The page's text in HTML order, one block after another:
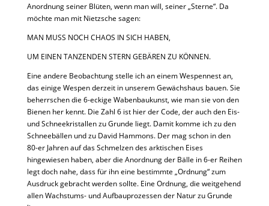
Anordnung seiner Blüten, wenn man will, seiner „Sterne“. Da
möchte man mit Nietzsche sagen:
MAN MUSS NOCH CHAOS IN SICH HABEN,
UM EINEN TANZENDEN STERN GEBÄREN ZU KÖNNEN.
Eine andere Beobachtung stelle ich an einem Wespennest an,
das einige Wespen derzeit in unserem Gewächshaus bauen. Sie
beherrschen die 6-eckige Wabenbaukunst, wie man sie von den
Bienen her kennt. Die Zahl 6 ist hier der Code, der auch den Eis-
und Schneekristallen zu Grunde liegt. Damit komme ich zu den
Schneebällen und zu David Hammons. Der mag schon in den
80-er Jahren auf das Schmelzen des arktischen Eises
hingewiesen haben, aber die Anordnung der Bälle in 6-er Reihen
legt doch nahe, dass für ihn eine bestimmte „Ordnung“ zum
Ausdruck gebracht werden sollte. Eine Ordnung, die weitgehend
allen Wachstums- und Aufbauprozessen der Natur zu Grunde